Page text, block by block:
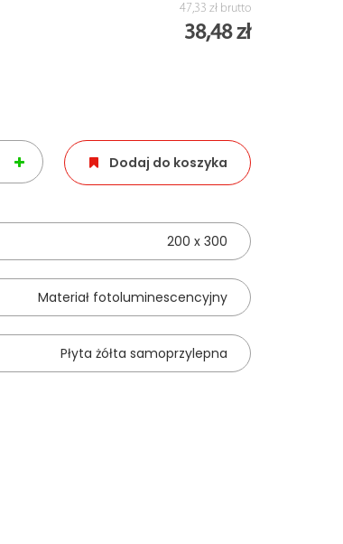
47,33 zł brutto
38,48 zł
Dodaj do koszyka
200 x 300
Materiał fotoluminescencyjny
Płyta żółta samoprzylepna